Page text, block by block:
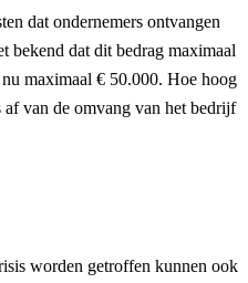
dat ondernemers ontvangen
bekend dat dit bedrag maximaal
maximaal € 50.000. Hoe hoog
van de omvang van het bedrijf
worden getroffen kunnen ook